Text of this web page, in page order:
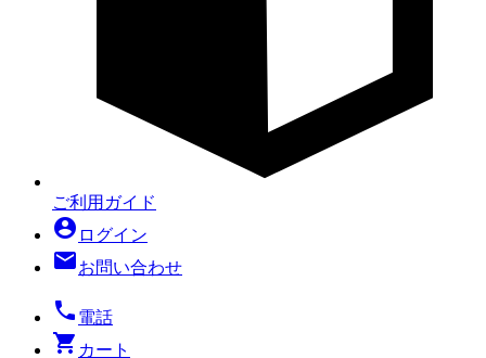
ご利用ガイド
account_circle ログイン
mailお問い合わせ
local_phone 電話
shopping_cart カート